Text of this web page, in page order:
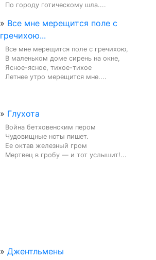
По городу готическому шла....
» Все мне мерещится поле с
гречихою...
Все мне мерещится поле с гречихою,
В маленьком доме сирень на окне,
Ясное-ясное, тихое-тихое
Летнее утро мерещится мне....
» Глухота
Война бетховенским пером
Чудовищные ноты пишет.
Ее октав железный гром
Мертвец в гробу — и тот услышит!...
» Джентльмены